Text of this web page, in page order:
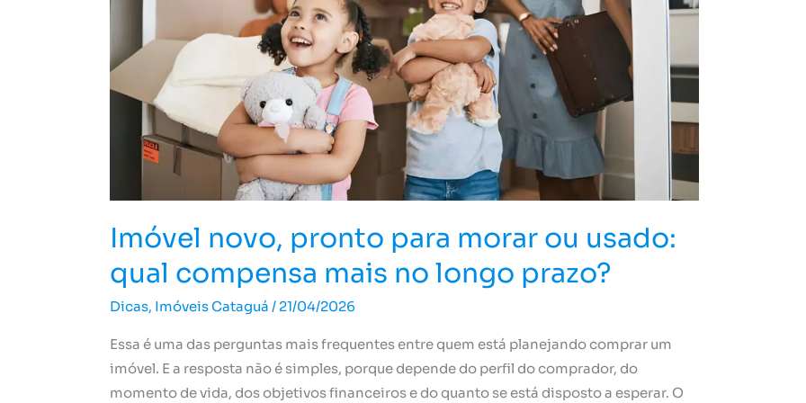
Imóvel novo, pronto para morar ou usado:
qual compensa mais no longo prazo?
Dicas, Imóveis Cataguá / 21/04/2026
Essa é uma das perguntas mais frequentes entre quem está planejando comprar um
imóvel. E a resposta não é simples, porque depende do perfil do comprador, do
momento de vida, dos objetivos financeiros e do quanto se está disposto a esperar. O
mais
no
longo
prazo?